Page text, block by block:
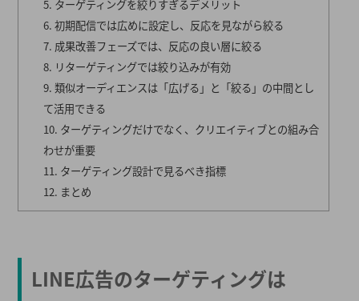
ターゲティングを絞りすぎるデメリット
初期配信では広めに設定し、反応を見ながら絞る
成果改善フェーズでは、反応の良い層に絞る
リターゲティングでは絞り込みが有効
類似オーディエンスは「広げる」と「絞る」の中間とし
て活用できる
ターゲティングだけでなく、クリエイティブとの組み合
わせが重要
ターゲティング設計で見るべき指標
まとめ
LINE広告のターゲティングは